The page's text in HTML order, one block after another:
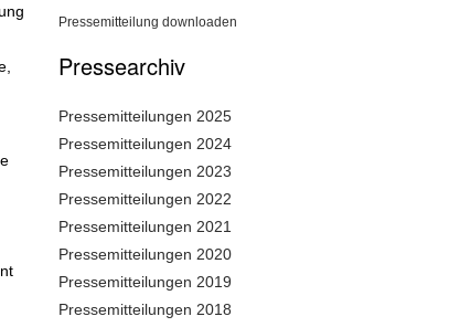
Pressemitteilung downloaden
Pressearchiv
Pressemitteilungen 2025
Pressemitteilungen 2024
Pressemitteilungen 2023
Pressemitteilungen 2022
Pressemitteilungen 2021
Pressemitteilungen 2020
Pressemitteilungen 2019
Pressemitteilungen 2018